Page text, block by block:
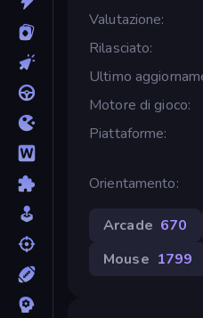
Valutazione
Rilasciato
Ultimo
Motore di gioco
Piattaforme
Orientamento
Arcade 670
Mouse 1799